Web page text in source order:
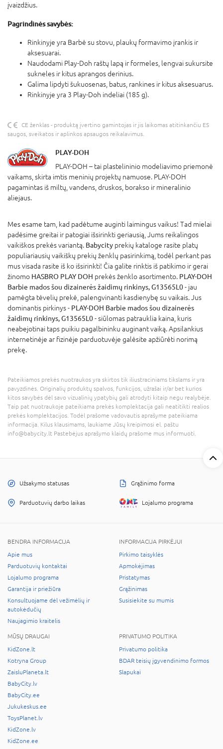
įvaizdžius.
Pagrindinės savybės:
Rinkinyje yra Barbė su stovu, plaukų formavimo įrankis ir
aksesuarai.
Naudodami Play-Doh raštų lapą ir formeles, lengvai sukursite
sukneles ir kitus aprangos derinius.
Galima lipdyti šukuosenas, batus, rankines ir kitus aksesuarus.
Rinkinyje yra 3 Play-Doh indeliai (185 g).
CE ženklas - produktą įvertino gamintojas ir jis laikomas atitinkančiu ES
saugos, sveikatos ir aplinkos apsaugos reikalavimus.
PLAY-DOH
PLAY-DOH – tai plastelininio modeliavimo priemonė
vaikams, skirta imtis meninių projektų namuose. PLAY-DOH
pagamintas iš miltų, vandens, druskos, borakso ir mineralinio
aliejaus.
Mes esame tam, kad padėtume auginti laimingus vaikus! Tad mielai
padėsime greitai ir patogiai išsirinkti geriausią, Jums reikalingos
vaikiškos prekės variantą. Babycity prekių kataloge rasite platų
populiariausių vaikiškų prekių ženklų pasirinkimą, todėl perkant pas
mus visada rasite iš ko išsirinkti! Čia galite rinktis iš patikimo ir gerai
žinomo HASBRO PLAY DOH prekės ženklo asortimento. PLAY-DOH
Barbie mados šou dizainerės žaidimų rinkinys, G13565L0- jau
pamėgta tėvelių prekė, palengvinanti kasdienybę su vaikais. Jus
dominantis pirkinys - PLAY-DOH Barbie mados šou dizainerės
žaidimų rinkinys, G13565L0- siūlomas patrauklia kaina, kuris
neabejotinai taps puikiu pagalbininku auginant vaiką. Apsilankius
internetinėje ar fizinėje parduotuvėje galėsite apžiūrėti norimą
prekę.
Pateikiamos prekės nuotraukos yra skirtos tik iliustraciniams tikslams ir yra
pavyzdinės. Originalių produktų spalvos, funkcijos, užrašai ir/ar bet kurios
kitos savybės dėl savo vizualinių ypatybių gali atrodyti kitaip negu realybėje.
Taip pat nuotraukoje pateikiama prekės komplektacija gali neatitikti realios
prekės komplektacijos. Todėl prašome vadovautis aprašyme pateikiama
informacija. Kilus klausimams, laukiame Jūsų kreipimosi el. paštu
info@babycity.lt Pastebėjus aprašymo klaidų prašome mus informuoti.
Užsakymo statusas Grąžinimo forma
Parduotuvių darbo laikas Lojalumo programa
BENDRA INFORMACIJA
Apie mus
Parduotuvių kontaktai
Lojalumo programa
Garantija ir priežiūra
Konsultuojame dėl vežimėlių ir
autokėdučių
Naujagimio kraitelis
INFORMACIJA PIRKĖJUI
Pirkimo taisyklės
Apmokėjimas
Pristatymas
Grąžinimas
Susisiekite su mumis
MŪSŲ DRAUGAI
KidZone.lt
Kotryna Group
ZaisluPlaneta.lt
BabyCity.lv
BabyCity.ee
Jukukeskus.ee
ToysPlanet.lv
KidZone.lv
KidZone.ee
PRIVATUMO POLITIKA
Privatumo politika
BDAR teisių įgyvendinimo formos
Slapukai